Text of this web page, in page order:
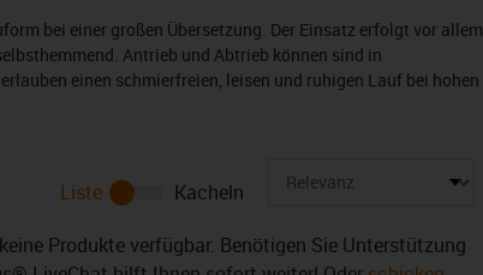
bei einer großen Übersetzung. Der Einsatz erfolgt vor allem
Antrieb und Abtrieb können sind in
einen schmierfreien, leisen und ruhigen Lauf bei hohen
Liste
Kacheln
Produkte verfügbar. Benötigen Sie Unterstützung